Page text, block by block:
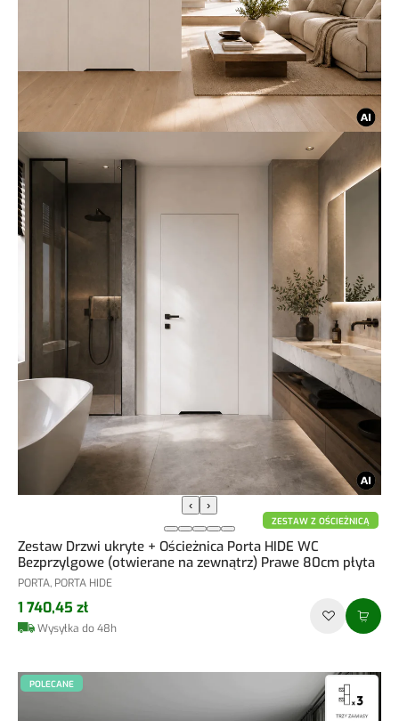
‹ ›
ZESTAW Z OŚCIEŻNICĄ
Zestaw Drzwi ukryte + Ościeżnica Porta HIDE WC
Bezprzylgowe (otwierane na zewnątrz) Prawe 80cm płyta
PORTA, PORTA HIDE
1 740,45 zł
Wysyłka do 48h
POLECANE